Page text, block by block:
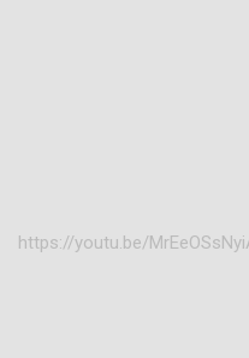
https://youtu.be/